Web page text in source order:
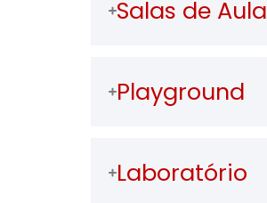
Salas de Aula
Playground
Laboratório